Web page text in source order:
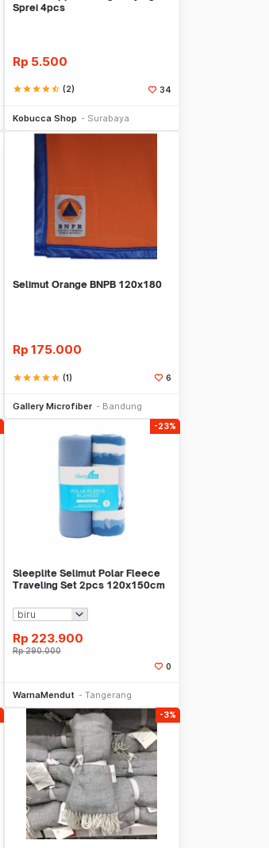
Sprei 4pcs
Rp 5.500
starstarstarstarstar_half (2) 34
Kobucca Shop Surabaya
Selimut Orange BNPB 120x180
Rp 175.000
starstarstarstarstar (1) 6
Gallery Microfiber Bandung
-23%
Sleeplite Selimut Polar Fleece
Traveling Set 2pcs 120x150cm
Rp 223.900
Rp290.000
0
WarnaMendut Tangerang
-3%